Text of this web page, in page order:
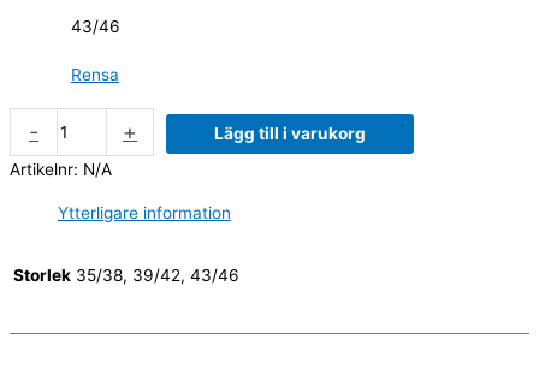
43/46
Rensa
- +
Lägg till i varukorg
Artikelnr: N/A
Ytterligare information
Storlek 35/38, 39/42, 43/46